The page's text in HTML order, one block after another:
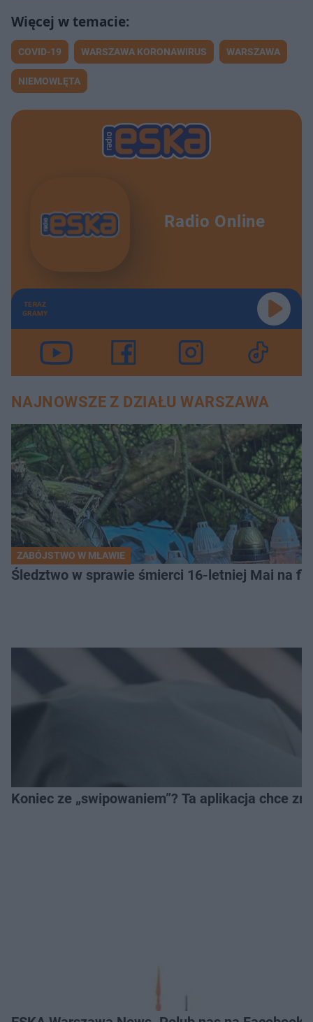
COVID-19 WARSZAWA KORONAWIRUS WARSZAWA
NIEMOWLĘTA
Radio Online
TERAZ
GRAMY
NAJNOWSZE Z DZIAŁU WARSZAWA
ZABÓJSTWO W MŁAWIE
Śledztwo w sprawie śmierci 16-letniej Mai na
Koniec ze „swipowaniem”? Ta aplikacja chce